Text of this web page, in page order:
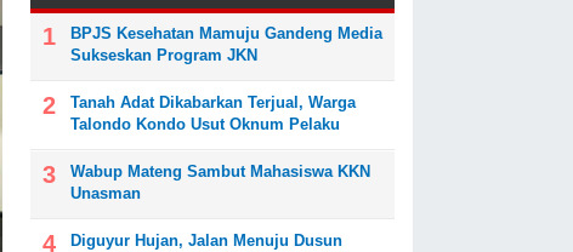
BPJS Kesehatan Mamuju Gandeng Media
Sukseskan Program JKN
Tanah Adat Dikabarkan Terjual, Warga
Talondo Kondo Usut Oknum Pelaku
Wabup Mateng Sambut Mahasiswa KKN
Unasman
Diguyur Hujan, Jalan Menuju Dusun